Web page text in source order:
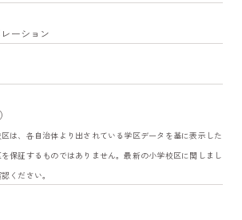
ーション
は、各自治体より出されている学区データを基に表示した
保証するものではありません。最新の小学校区に関しまし
ください。